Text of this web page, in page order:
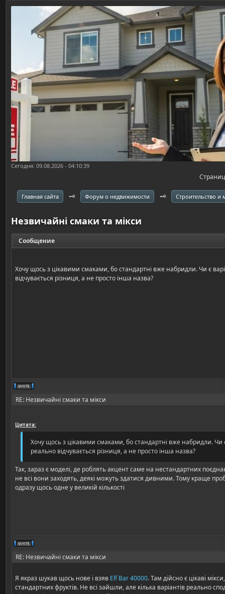
Сегодня: 09.08.2026 - 04:10:39
Главная сайта 🗝️ Форум о недвижимости 🗝️ Строительство и
Незвичайні смаки та мікси
Сообщение
Хочу щось з цікавими смаками, бо стандартні вже набридли. Чи є
відчувається різниця, а не просто інша назва?
RE: Незвичайні смаки та мікси
Цитата:
Хочу щось з цікавими смаками, бо стандартні вже набридли. Чи
реально відчувається різниця, а не просто інша назва?
Так, зараз є моделі, де роблять акцент саме на нестандартних
не всі вони заходять, деякі можуть здатися дивними. Тому краще
одразу щось одне у великій кількості
RE: Незвичайні смаки та мікси
Я якраз шукав щось нове і взяв Elf Bar 40000. Там дійсно є цікаві
стандартних фруктів. Не всі зайшли, але кілька варіантів реально